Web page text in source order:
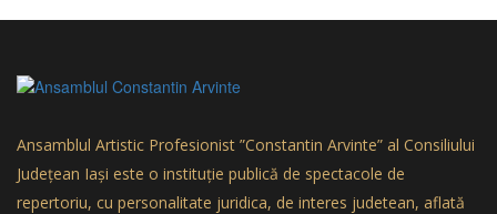
Ansamblul Artistic Profesionist ”Constantin Arvinte” al Consiliului
Județean Iași este o instituție publică de spectacole de
repertoriu, cu personalitate juridica, de interes judetean, aflată